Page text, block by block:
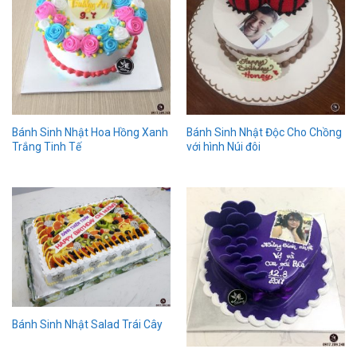
Bánh Sinh Nhật Hoa Hồng Xanh
Trắng Tinh Tế
Bánh Sinh Nhật Độc Cho Chồng
với hình Núi đôi
Bánh Sinh Nhật Salad Trái Cây